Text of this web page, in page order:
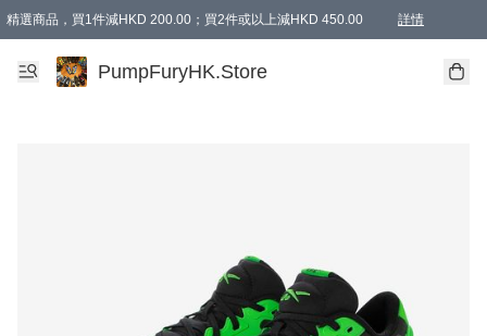
精選商品，買1件減HKD 200.00；買2件或以上減HKD 450.00 詳情
AAPE商品,會員專享9折或以上（按會員等級）AAPE products, members can
精選商品，任選買2件或以上減HKD 100.00
購物滿 HKD 800.00即享免運費優惠！（適用於 特定的送貨方式 )
PumpFuryHK.Store